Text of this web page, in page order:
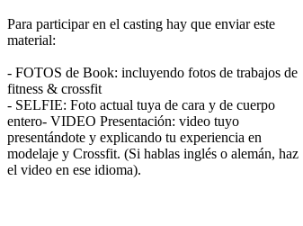
Para participar en el casting hay que enviar este
material:
- FOTOS de Book: incluyendo fotos de trabajos de
fitness & crossfit
- SELFIE: Foto actual tuya de cara y de cuerpo
entero- VIDEO Presentación: video tuyo
presentándote y explicando tu experiencia en
modelaje y Crossfit. (Si hablas inglés o alemán, haz
el video en ese idioma).